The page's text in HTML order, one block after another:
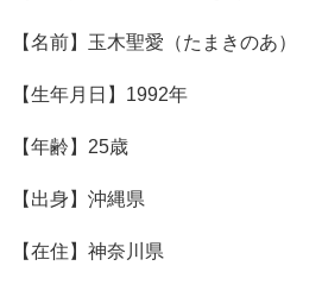
【名前】玉木聖愛（たまきのあ）
【生年月日】1992年
【年齢】25歳
【出身】沖縄県
【在住】神奈川県